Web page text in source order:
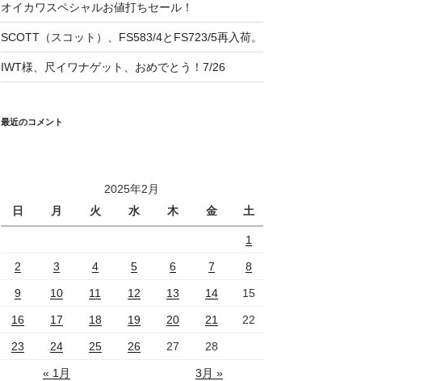
オイカワスペシャルお値打ちセール！
SCOTT（スコット）、FS583/4とFS723/5再入荷。
IWT様、尺イワナゲット、おめでとう！7/26
最近のコメント
2025年2月
日
月 火 水 木 金 土
« 1月 3月 »
1
2 3 4 5 6 7 8
9 10 11 12 13 14 15
16 17 18 19 20 21 22
23 24 25 26 27 28